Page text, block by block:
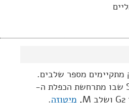
מספר שלבים.
שלב גידול G1, שלב S שבו מתרחשת הכפלת ה-
מיטוזה.